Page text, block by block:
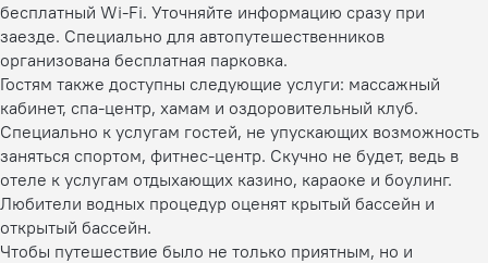
бесплатный Wi-Fi. Уточняйте информацию сразу при
заезде. Специально для автопутешественников
организована бесплатная парковка.
Гостям также доступны следующие услуги: массажный
кабинет, спа-центр, хамам и оздоровительный клуб.
Специально к услугам гостей, не упускающих возможность
заняться спортом, фитнес-центр. Скучно не будет, ведь в
отеле к услугам отдыхающих казино, караоке и боулинг.
Любители водных процедур оценят крытый бассейн и
открытый бассейн.
Чтобы путешествие было не только приятным, но и